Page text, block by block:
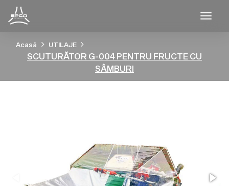
Acasă UTILAJE
SCUTURĂTOR G-004 PENTRU FRUCTE CU
SÂMBURI